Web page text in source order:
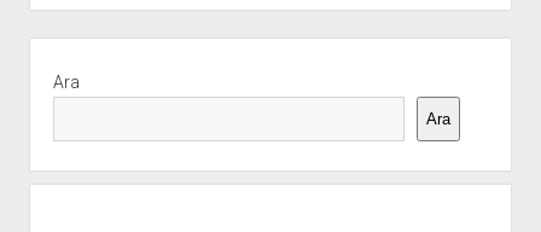
100
Tablet
Menü
Ara
Ara